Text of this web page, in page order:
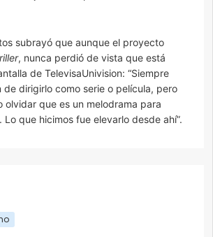
subrayó que aunque el proyecto
, nunca perdió de vista que está
de TelevisaUnivision: “Siempre
de dirigirlo como serie o película, pero
olvidar que es un melodrama para
Lo que hicimos fue elevarlo desde ahí”.